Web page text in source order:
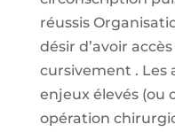
réussis
désir d’avoir
cursivement . Les
enjeux élevés (ou
opération